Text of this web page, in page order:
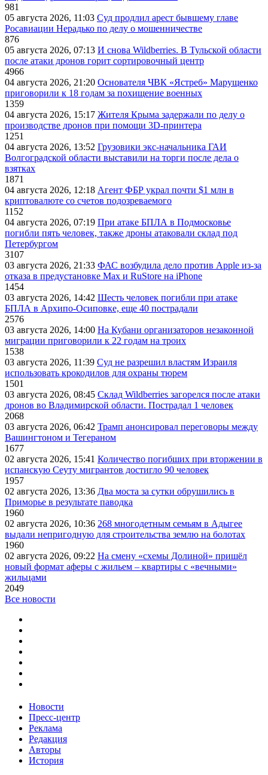
981
05 августа 2026, 11:03 Суд продлил арест бывшему главе
Росавиации Нерадько по делу о мошенничестве
876
05 августа 2026, 07:13 И снова Wildberries. В Тульской области
после атаки дронов горит сортировочный центр
4966
04 августа 2026, 21:20 Основателя ЧВК «Ястреб» Марущенко
приговорили к 18 годам за похищение военных
1359
04 августа 2026, 15:17 Жителя Крыма задержали по делу о
производстве дронов при помощи 3D‑принтера
1251
04 августа 2026, 13:52 Грузовики экс-начальника ГАИ
Волгоградской области выставили на торги после дела о
взятках
1871
04 августа 2026, 12:18 Агент ФБР украл почти $1 млн в
криптовалюте со счетов подозреваемого
1152
04 августа 2026, 07:19 При атаке БПЛА в Подмосковье
погибли пять человек, также дроны атаковали склад под
Петербургом
3107
03 августа 2026, 21:33 ФАС возбудила дело против Apple из-за
отказа в предустановке Max и RuStore на iPhone
1454
03 августа 2026, 14:42 Шесть человек погибли при атаке
БПЛА в Архипо-Осиповке, еще 40 пострадали
2576
03 августа 2026, 14:00 На Кубани организаторов незаконной
миграции приговорили к 22 годам на троих
1538
03 августа 2026, 11:39 Суд не разрешил властям Израиля
использовать крокодилов для охраны тюрем
1501
03 августа 2026, 08:45 Склад Wildberries загорелся после атаки
дронов во Владимирской области. Пострадал 1 человек
2068
03 августа 2026, 06:42 Трамп анонсировал переговоры между
Вашингтоном и Тегераном
1677
02 августа 2026, 15:41 Количество погибших при вторжении в
испанскую Сеуту мигрантов достигло 90 человек
1957
02 августа 2026, 13:36 Два моста за сутки обрушились в
Приморье в результате паводка
1960
02 августа 2026, 10:36 268 многодетным семьям в Адыгее
выдали непригодную для строительства землю на болотах
1960
02 августа 2026, 09:22 На смену «схемы Долиной» пришёл
новый формат аферы с жильем – квартиры с «вечными»
жильцами
2049
Все новости
Новости
Пресс-центр
Реклама
Редакция
Авторы
История